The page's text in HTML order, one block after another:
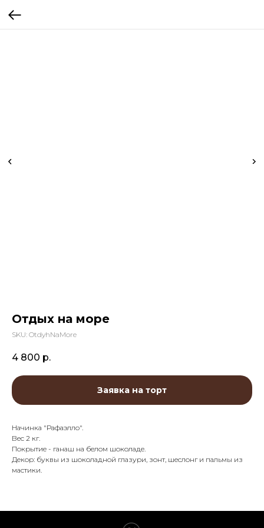
Отдых на море
SKU: OtdyhNaMore
4 800 р.
Заявка на торт
Начинка "Рафаэлло".
Вес 2 кг.
Покрытие - ганаш на белом шоколаде.
Декор: буквы из шоколадной глазури, зонт, шеслонг и пальмы из
мастики.